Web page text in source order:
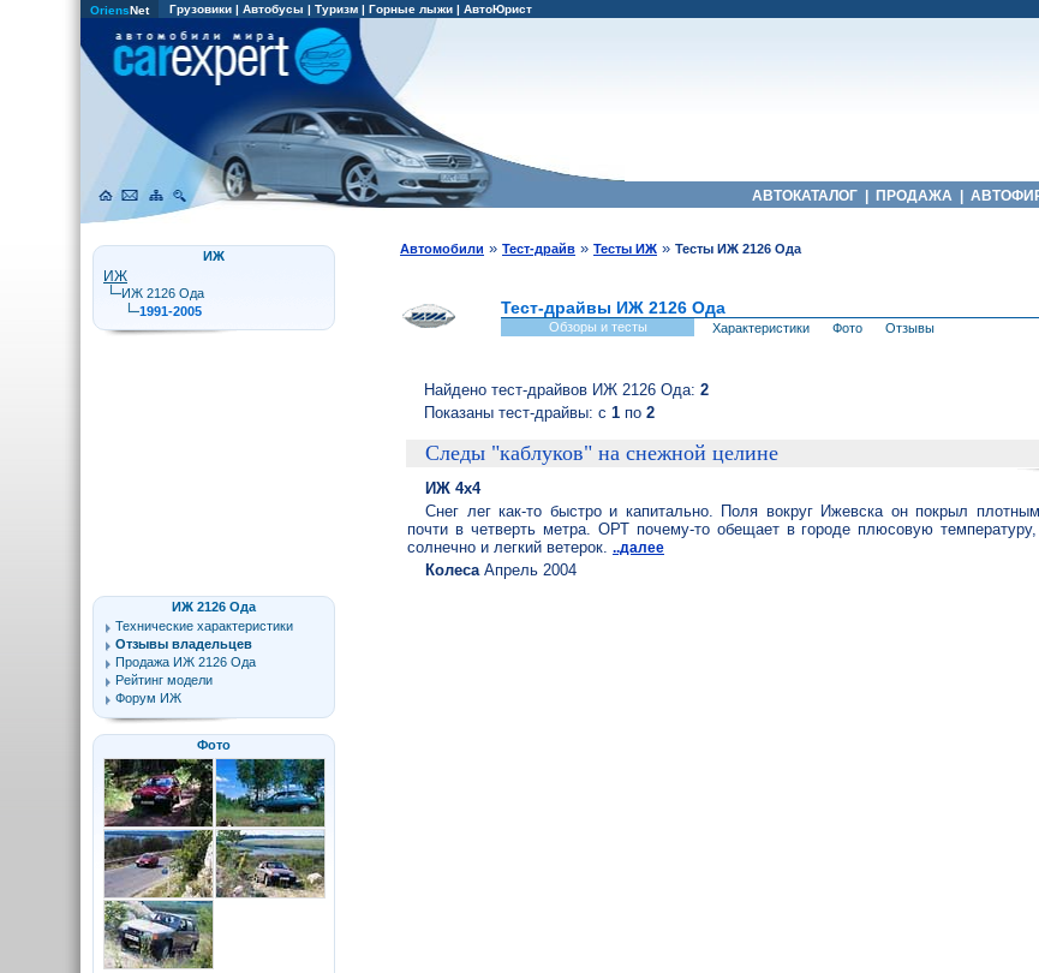
OriensNet Грузовики | Автобусы | Туризм | Горные лыжи | АвтоЮрист
АВТОКАТАЛОГ ПРОДАЖА
ИЖ
ИЖ
ИЖ 2126 Ода
1991-2005
ИЖ 2126 Ода
Технические характеристики
Отзывы владельцев
Продажа ИЖ 2126 Ода
Рейтинг модели
Форум ИЖ
Фото
Автомобили » Тест-драйв » Тесты ИЖ » Тесты ИЖ 2126 Ода
Тест-драйвы ИЖ 2126 Ода
Обзоры и тесты Характеристики Фото Отзывы
Найдено тест-драйвов ИЖ 2126 Ода: 2
Показаны тест-драйвы: с 1 по 2
Следы "каблуков" на снежной целине
ИЖ 4х4
Снег лег как-то быстро и капитально. Поля вокруг Ижевска он покрыл
почти в четверть метра. ОРТ почему-то обещает в городе плюсовую
солнечно и легкий ветерок. ..далее
КолесаАпрель 2004